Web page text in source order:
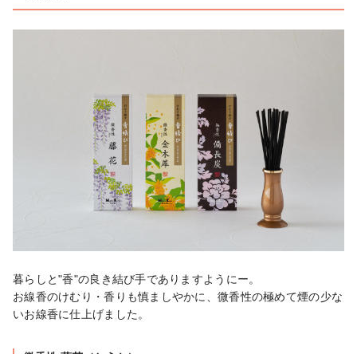
暮らしと"香"の良き結び手でありますようにー。
お線香のけむり・香りも慎ましやかに、微香性の極めて煙の少な
いお線⾹に仕上げました。